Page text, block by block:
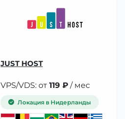
JUST HOST
VPS/VDS: от 119 ₽ / мес
Локация в Нидерланды